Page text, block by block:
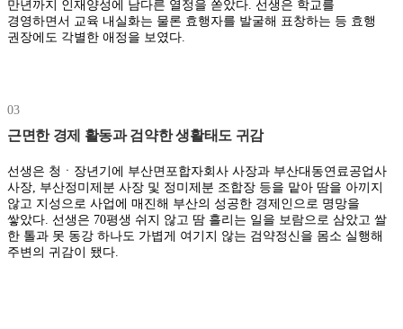
만년까지 인재양성에 남다른 열정을 쏟았다. 선생은 학교를
경영하면서 교육 내실화는 물론 효행자를 발굴해 표창하는 등 효행
권장에도 각별한 애정을 보였다.
03
근면한 경제 활동과 검약한 생활태도 귀감
선생은 청ㆍ장년기에 부산면포합자회사 사장과 부산대동연료공업사
사장, 부산정미제분 사장 및 정미제분 조합장 등을 맡아 땀을 아끼지
않고 지성으로 사업에 매진해 부산의 성공한 경제인으로 명망을
쌓았다. 선생은 70평생 쉬지 않고 땀 흘리는 일을 보람으로 삼았고 쌀
한 톨과 못 동강 하나도 가볍게 여기지 않는 검약정신을 몸소 실행해
주변의 귀감이 됐다.